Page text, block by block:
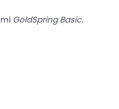
GoldSpring Basic.